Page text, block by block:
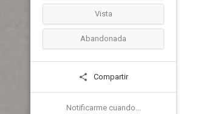
Vista
Abandonada
Compartir
Notificarme cuando...